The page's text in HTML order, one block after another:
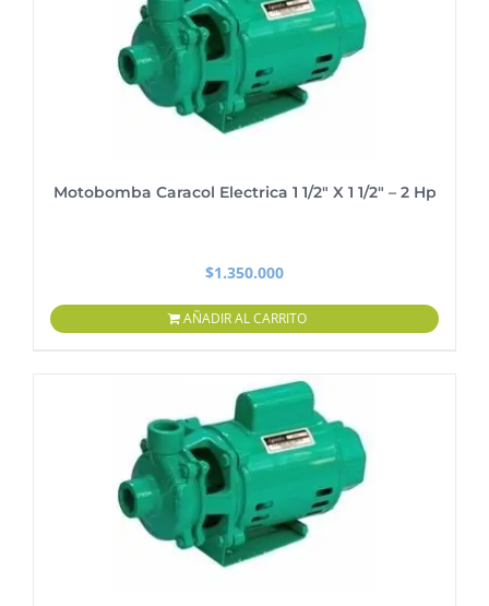
Motobomba Caracol Electrica 1 1/2″ X 1 1/2″ – 2 Hp
$1.350.000
AÑADIR AL CARRITO